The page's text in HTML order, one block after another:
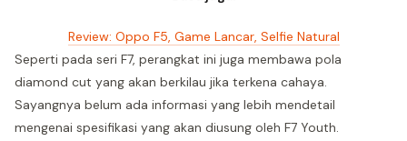
Review: Oppo F5, Game Lancar, Selfie Natural
Seperti pada seri F7, perangkat ini juga membawa pola
diamond cut yang akan berkilau jika terkena cahaya.
Sayangnya belum ada informasi yang lebih mendetail
mengenai spesifikasi yang akan diusung oleh F7 Youth.